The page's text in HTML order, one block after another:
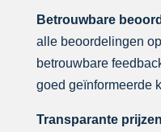
Betrouwbare
alle beoordelingen
betrouwbare
goed geïnformeerde
Transparante